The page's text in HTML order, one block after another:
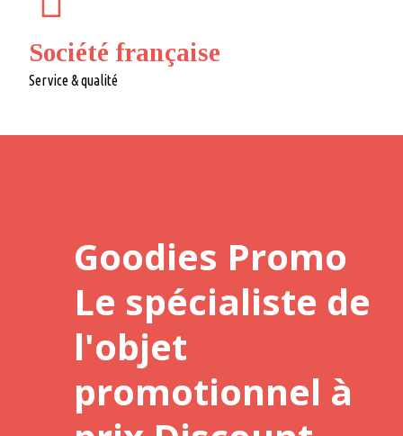
Société française
Service & qualité
Goodies Promo
Le spécialiste de
l'objet
promotionnel à